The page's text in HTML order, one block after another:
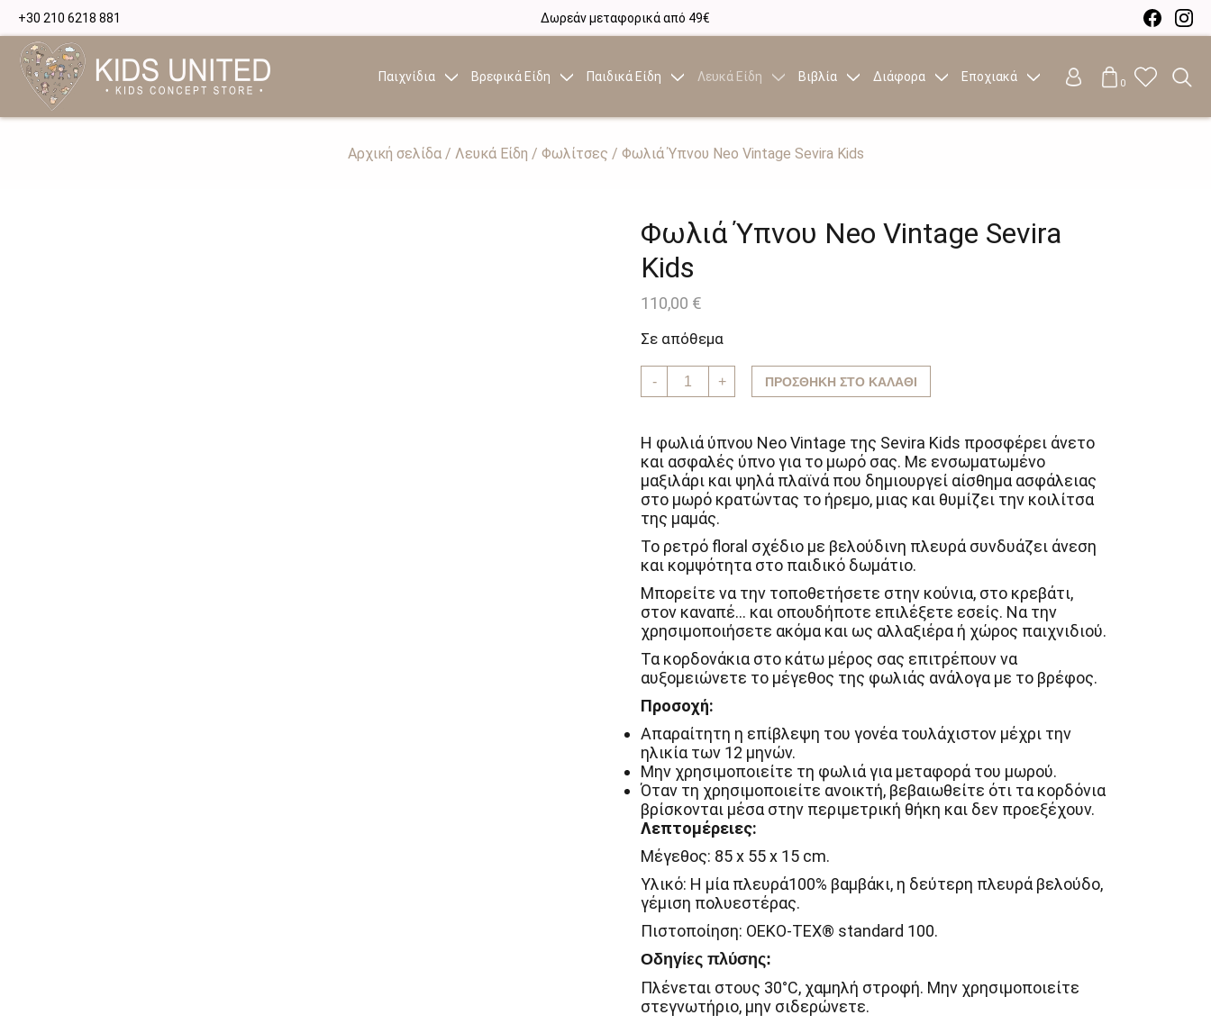
+30 210 6218 881 Δωρεάν μεταφορικά από 49€
Παιχνίδια Βρεφικά Είδη Παιδικά Είδη Λευκά Είδη Βιβλία Διάφορα Εποχιακά 0
Αρχική σελίδα/ Λευκά Είδη / Φωλίτσες / Φωλιά Ύπνου Neo Vintage Sevira Kids
Φωλιά Ύπνου Neo Vintage Sevira
Kids
110,00 €
Σε απόθεμα
-
Φωλιά
Ύπνου
Sevira
Kids
ποσότητα
+ ΠΡΟΣΘΉΚΗ ΣΤΟ ΚΑΛΆΘΙ
Η φωλιά ύπνου Neo Vintage της Sevira Kids προσφέρει άνετο
και ασφαλές ύπνο για το μωρό σας. Με ενσωματωμένο
μαξιλάρι και ψηλά πλαϊνά που δημιουργεί αίσθημα ασφάλειας
στο μωρό κρατώντας το ήρεμο, μιας και θυμίζει την κοιλίτσα
της μαμάς.
Το ρετρό floral σχέδιο με βελούδινη πλευρά συνδυάζει άνεση
και κομψότητα στο παιδικό δωμάτιο.
Μπορείτε να την τοποθετήσετε στην κούνια, στο κρεβάτι,
στον καναπέ… και οπουδήποτε επιλέξετε εσείς. Να την
χρησιμοποιήσετε ακόμα και ως αλλαξιέρα ή χώρος παιχνιδιού.
Τα κορδονάκια στο κάτω μέρος σας επιτρέπουν να
αυξομειώνετε το μέγεθος της φωλιάς ανάλογα με το βρέφος.
Προσοχή:
Απαραίτητη η επίβλεψη του γονέα τουλάχιστον μέχρι την
ηλικία των 12 μηνών.
Μην χρησιμοποιείτε τη φωλιά για μεταφορά του μωρού.
Όταν τη χρησιμοποιείτε ανοικτή, βεβαιωθείτε ότι τα κορδόνια
βρίσκονται μέσα στην περιμετρική θήκη και δεν προεξέχουν.
Λεπτομέρειες:
Μέγεθος: 85 x 55 x 15 cm.
Υλικό: Η μία πλευρά100% βαμβάκι, η δεύτερη πλευρά βελούδο,
γέμιση πολυεστέρας.
Πιστοποίηση: OEKO-TEX® standard 100.
Οδηγίες πλύσης:
Πλένεται στους 30°C, χαμηλή στροφή. Μην χρησιμοποιείτε
στεγνωτήριο, μην σιδερώνετε.